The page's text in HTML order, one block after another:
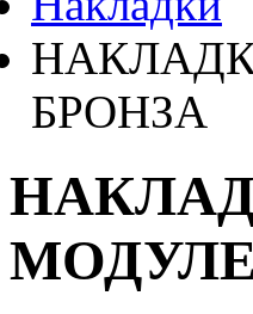
БРОНЗА